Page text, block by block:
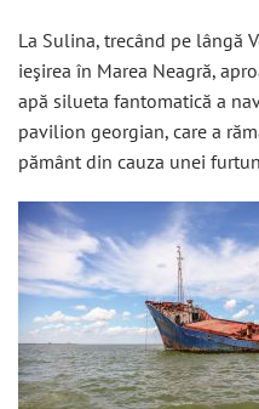
La Sulina, trecând pe lângă
ieşirea în Marea Neagră,
apă silueta fantomatică a
pavilion georgian, care a
pământ din cauza unei